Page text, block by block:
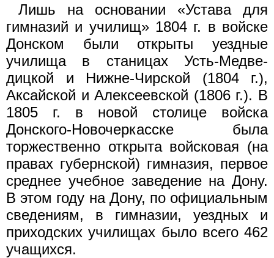
Лишь на основании «Устава для
гимназий и училищ» 1804 г. в войске
Донском были открыты уездные
училища в станицах Усть-Медве-
дицкой и Нижне-Чирской (1804 г.),
Аксайской и Алексеевской (1806 г.). В
1805 г. в новой столице войска
Донского-Новочеркасске была
торжественно открыта войсковая (на
правах губернской) гимназия, первое
среднее учебное заведение на Дону.
В этом году на Дону, по официальным
сведениям, в гимназии, уездных и
приходских училищах было всего 462
учащихся.